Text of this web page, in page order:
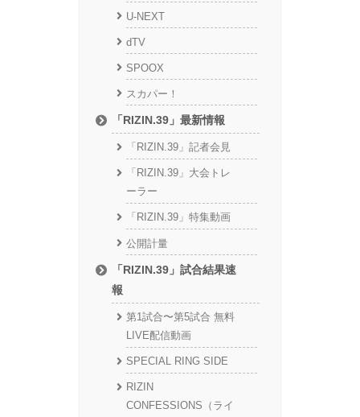
U-NEXT
dTV
SPOOX
スカパー！
「RIZIN.39」最新情報
「RIZIN.39」記者会見
「RIZIN.39」大会トレ
ーラー
「RIZIN.39」特集動画
公開計量
「RIZIN.39」試合結果速
報
第1試合〜第5試合 無料
LIVE配信動画
SPECIAL RING SIDE
RIZIN
CONFESSIONS（ライ